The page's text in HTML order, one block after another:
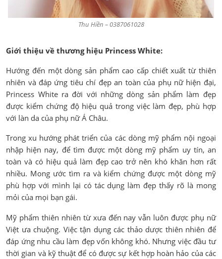
Thu Hiền – 0387061028
Giới thiệu về thương hiệu Princess White:
Hướng đến một dòng sản phẩm cao cấp chiết xuất từ thiên
nhiên và đáp ứng tiêu chí đẹp an toàn của phụ nữ hiện đại,
Princess White ra đời với những dòng sản phẩm làm đẹp
được kiểm chứng độ hiệu quả trong việc làm đẹp, phù hợp
với làn da của phụ nữ Á Châu.
Trong xu hướng phát triển của các dòng mỹ phẩm nội ngoại
nhập hiện nay, để tìm được một dòng mỹ phẩm uy tín, an
toàn và có hiệu quả làm đẹp cao trở nên khó khăn hơn rất
nhiều. Mong ước tìm ra và kiểm chứng được một dòng mỹ
phù hợp với mình lại có tác dụng làm đẹp thấy rõ là mong
mỏi của mọi bạn gái.
Mỹ phẩm thiên nhiên từ xưa đến nay vẫn luôn được phụ nữ
Việt ưa chuộng. Việc tận dụng các thảo dược thiên nhiên để
đáp ứng nhu cầu làm đẹp vốn không khó. Nhưng việc đầu tư
thời gian và kỹ thuật để có được sự kết hợp hoàn hảo của các